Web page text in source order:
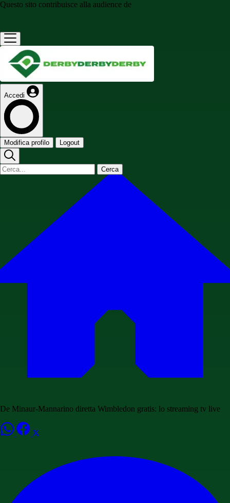
Questo sito contribuisce alla audience de
Accedi
Modifica profilo Logout
Cerca
De Minaur-Mannarino diretta Wimbledon gratis: lo streaming tv live